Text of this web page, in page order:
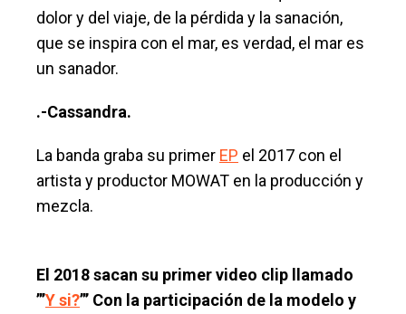
dolor y del viaje, de la pérdida y la sanación,
que se inspira con el mar, es verdad, el mar es
un sanador.
.-Cassandra.
La banda graba su primer EP el 2017 con el
artista y productor MOWAT en la producción y
mezcla.
El 2018 sacan su primer video clip llamado
”’Y si?”’ Con la participación de la modelo y